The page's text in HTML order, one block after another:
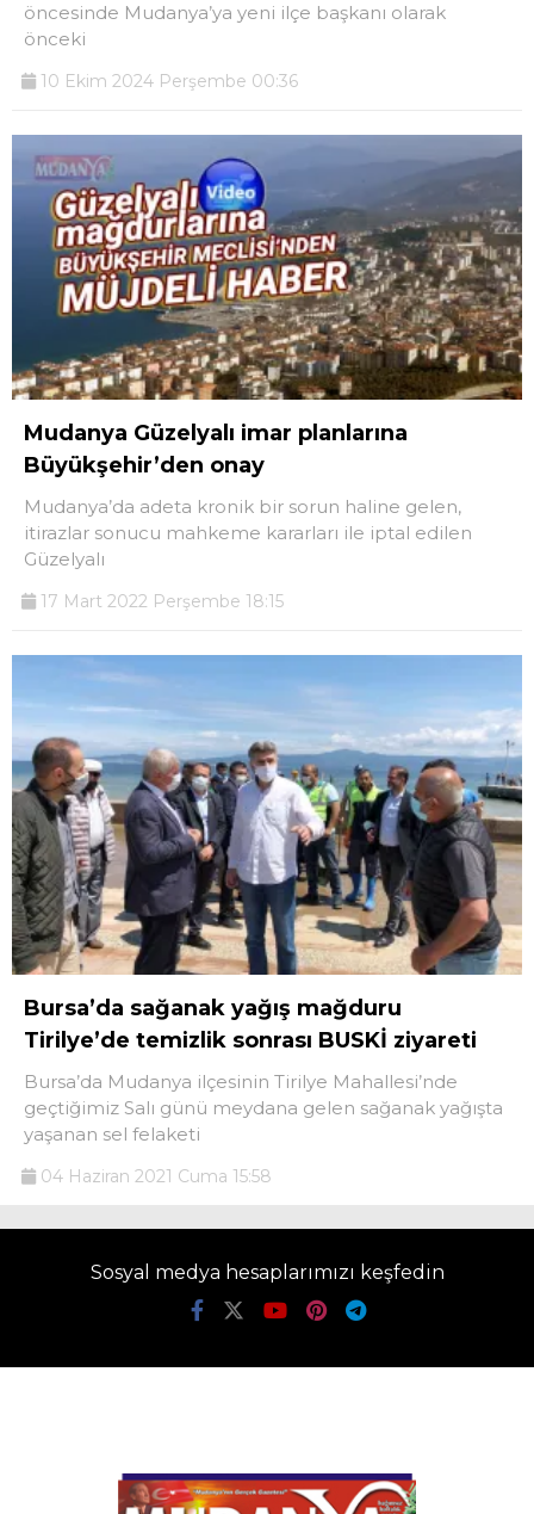
öncesinde Mudanya’ya yeni ilçe başkanı olarak
önceki
10 Ekim 2024 Perşembe 00:36
Mudanya Güzelyalı imar planlarına
Büyükşehir’den onay
Mudanya’da adeta kronik bir sorun haline gelen,
itirazlar sonucu mahkeme kararları ile iptal edilen
Güzelyalı
17 Mart 2022 Perşembe 18:15
Bursa’da sağanak yağış mağduru
Tirilye’de temizlik sonrası BUSKİ ziyareti
Bursa’da Mudanya ilçesinin Tirilye Mahallesi’nde
geçtiğimiz Salı günü meydana gelen sağanak yağışta
yaşanan sel felaketi
04 Haziran 2021 Cuma 15:58
Sosyal medya hesaplarımızı keşfedin